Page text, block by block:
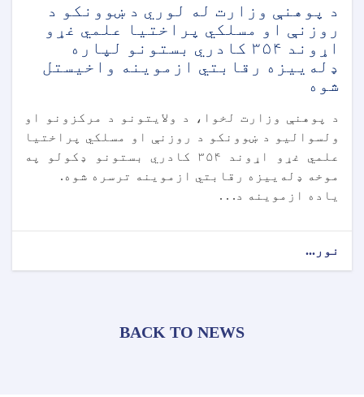
د پوهنې وزارت له لوري د ښوونکو د
روزنې او مسلکي پراختیا علمي غړو
اړوند ۳۵۴ کادري بستونو لپاره
ډله‌ییزه رقابتي ازموینه واخیستل
شوه
د پوهنې وزارت لخوا، د ولايتونو د مرکزونو او
ولسواليو د ښوونکو د روزنې او مسلکي پراختیا
علمي غړو اړوند ۳۵۴ کادري بستونو ډکولو په
موخه ډله‌ییزه رقابتي ازموینه ترسره شوه.
ياده ازموینه د. . .
نور...
BACK TO NEWS